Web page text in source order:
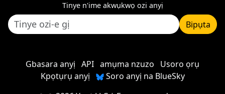
Tinye n'ime akwụkwọ ozi anyị
Bipụta
Gbasara anyị API amụma nzuzo
Usoro ọrụ
Kpọtụrụ anyị
Soro anyị na BlueSky